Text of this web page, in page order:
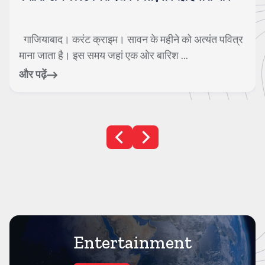
नई दिल्ली। करंट क्राइम। देश की राजधानी दिल्ली में
लापरवाही एक बार फिर मासूमों की जान पर भारी ...
और पढ़ें
Entertainment